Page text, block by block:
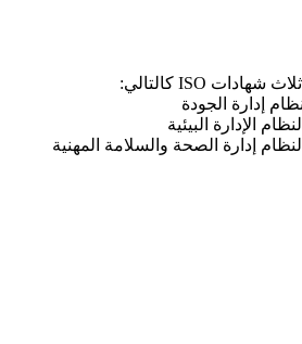
شهادة الأيزو 45001:2018 لنظام إدارة الصحة والسلامة المهنية